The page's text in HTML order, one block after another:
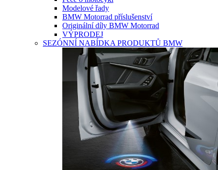
Modelové řady
BMW Motorrad příslušenství
Originální díly BMW Motorrad
VÝPRODEJ
SEZÓNNÍ NABÍDKA PRODUKTŮ BMW